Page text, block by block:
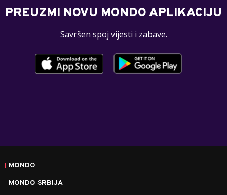
PREUZMI NOVU MONDO APLIKACIJU
Savršen spoj vijesti i zabave.
MONDO
MONDO SRBIJA